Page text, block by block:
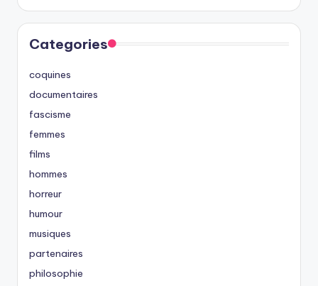
Categories
coquines
documentaires
fascisme
femmes
films
hommes
horreur
humour
musiques
partenaires
philosophie